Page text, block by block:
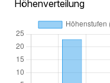
Höhenverteilung